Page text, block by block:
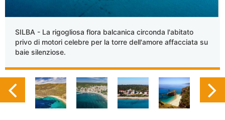
SILBA - La rigogliosa flora balcanica circonda l'abitato
privo di motori celebre per la torre dell'amore affacciata su
baie silenziose.